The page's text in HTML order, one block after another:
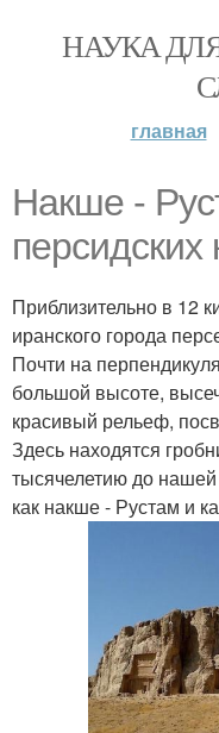
НАУКА
главная
Накше -
персидских
Приблизительно в 12
иранского города
Почти на
большой высоте,
красивый рельеф,
Здесь находятся
тысячелетию до нашей
как накше - Рустам и